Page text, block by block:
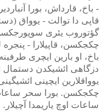
- باخ، قارداش، بورا
قاپی دا توالت - یوواق
گؤتوروب یئری سوپورجکسن،
چکجکسن، قاپیلارا -
باخ، او بارین ایچری
دزگاهی ائشیکدن دستمال
یوواقلارین ایچینی
چکجکسن. بورا سحر ساعات
ساعات اوچ یاریمدا